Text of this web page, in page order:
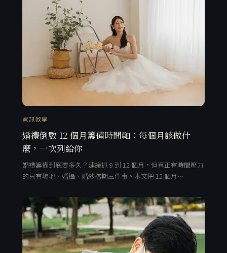
資訊教學
婚禮倒數 12 個月籌備時間軸：每個月該做什
麼，一次列給你
婚禮籌備到底要多久？建議抓 9 到 12 個月，但真正有時間壓力
的只有場地、婚攝、婚紗檔期三件事。本文把 12 個月…